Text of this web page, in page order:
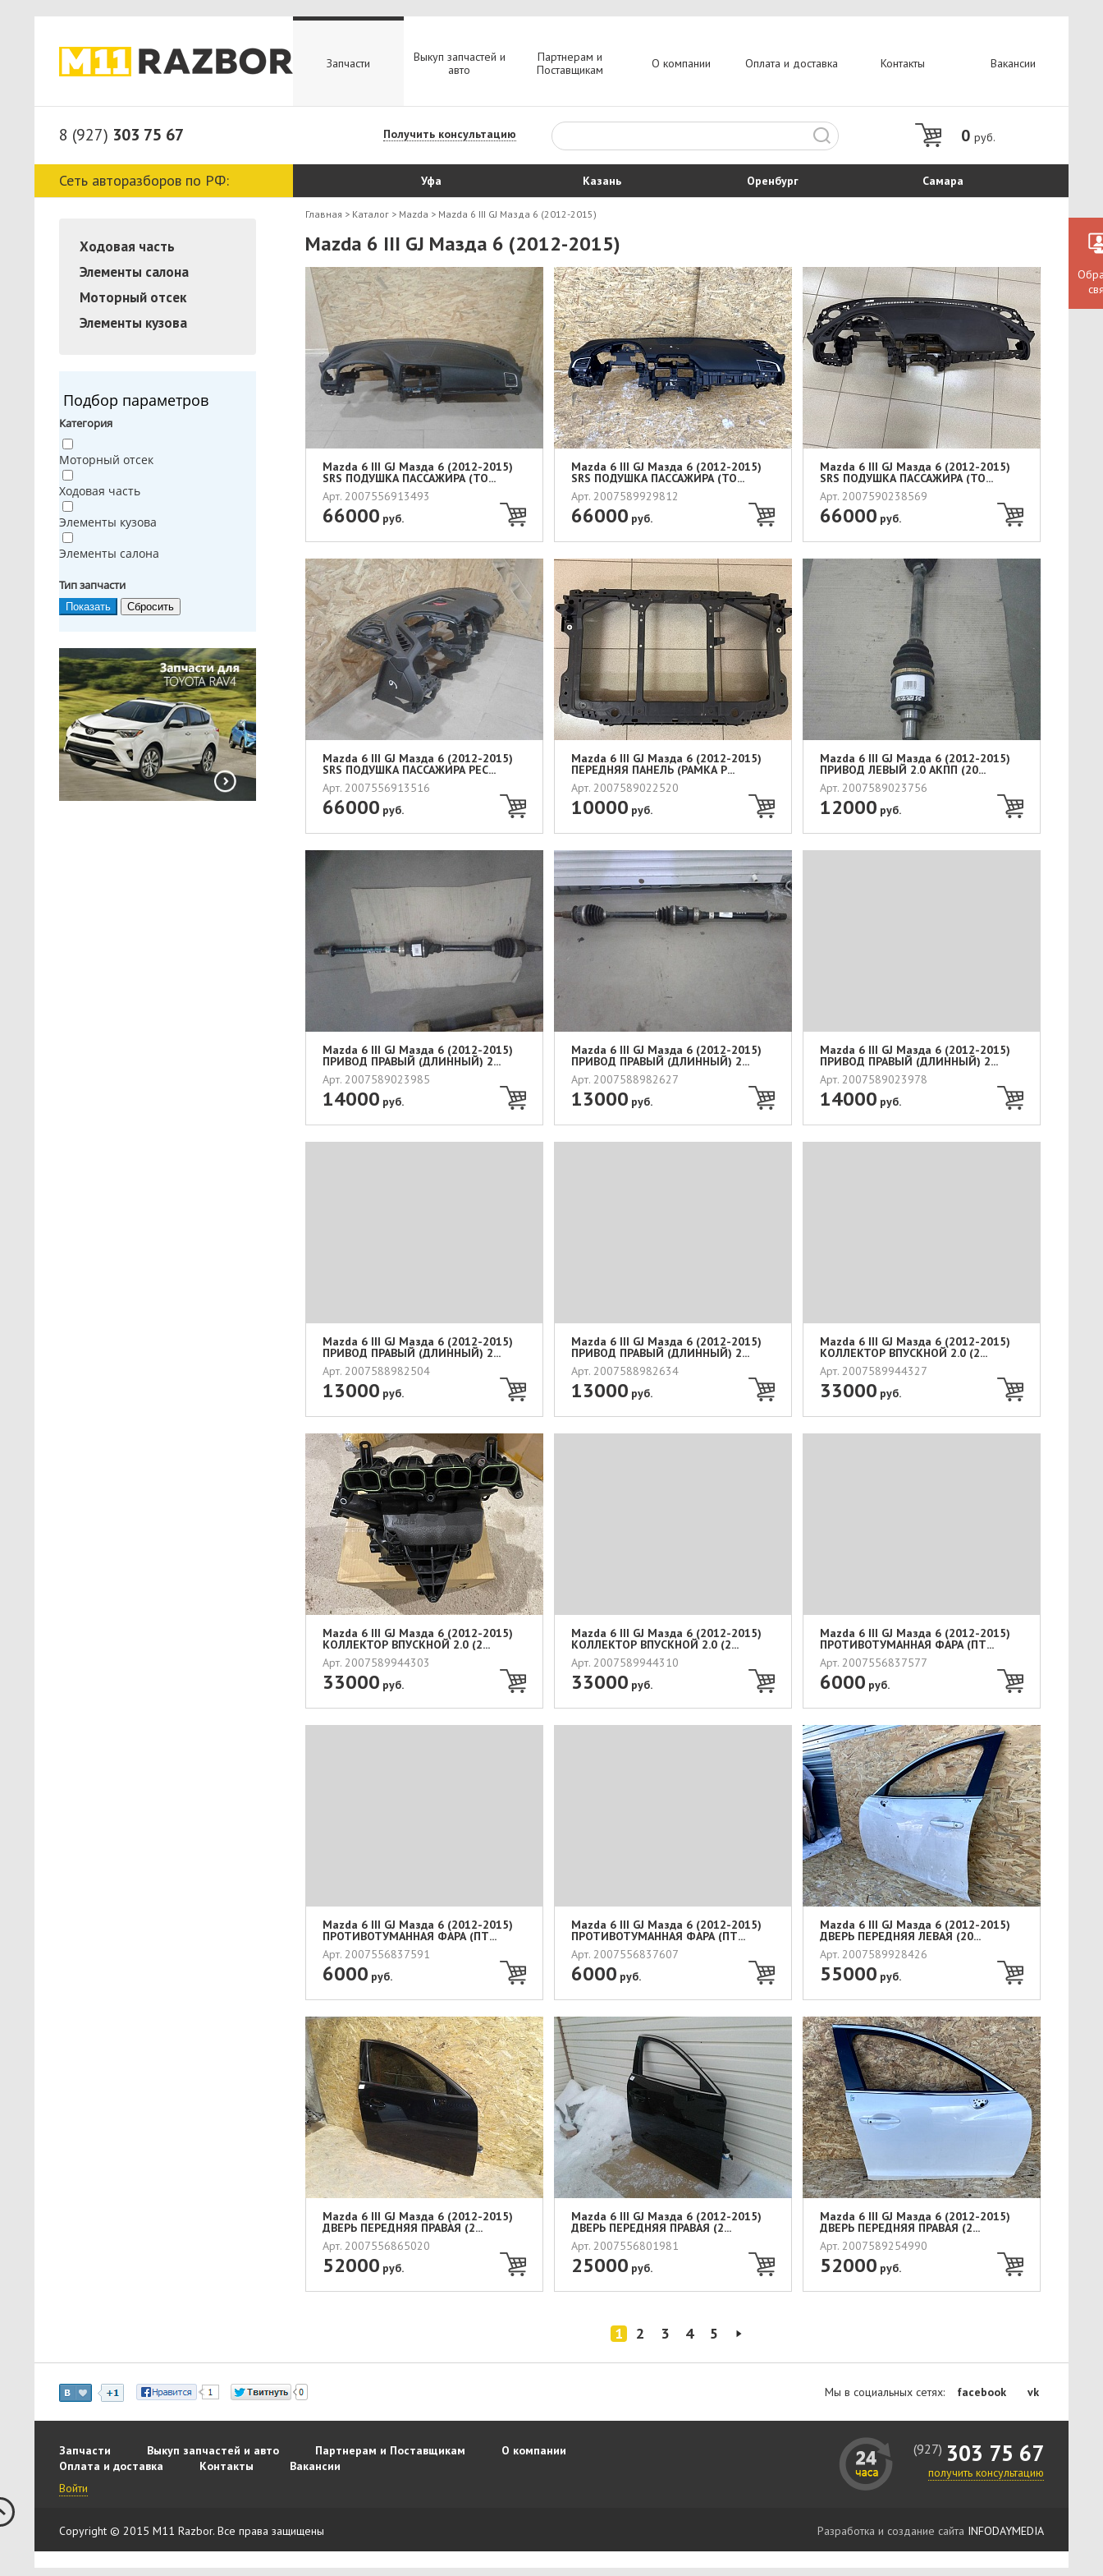
Запчасти
Выкуп запчастей и
авто
Партнерам и
Поставщикам
О компании Оплата и доставка Контакты Вакансии
8 (927) 303 75 67 Получить консультацию 0 руб.
Сеть авторазборов по РФ: Уфа Казань Оренбург Самара
Ходовая часть
Элементы салона
Моторный отсек
Элементы кузова
Подбор параметров
Категория
Моторный отсек
Ходовая часть
Элементы кузова
Элементы салона
Тип запчасти
Главная > Каталог > Mazda > Mazda 6 III GJ Мазда 6 (2012-2015)
Mazda 6 III GJ Мазда 6 (2012-2015)
Mazda 6 III GJ Мазда 6 (2012-2015)
SRS ПОДУШКА ПАССАЖИРА (ТО...
Арт. 2007556913493
66000 руб.
Mazda 6 III GJ Мазда 6 (2012-2015)
SRS ПОДУШКА ПАССАЖИРА (ТО...
Арт. 2007589929812
66000 руб.
Mazda 6 III GJ Мазда 6 (2012-2015)
SRS ПОДУШКА ПАССАЖИРА (ТО...
Арт. 2007590238569
66000 руб.
Mazda 6 III GJ Мазда 6 (2012-2015)
SRS ПОДУШКА ПАССАЖИРА РЕС...
Арт. 2007556913516
66000 руб.
Mazda 6 III GJ Мазда 6 (2012-2015)
ПЕРЕДНЯЯ ПАНЕЛЬ (РАМКА Р...
Арт. 2007589022520
10000 руб.
Mazda 6 III GJ Мазда 6 (2012-2015)
ПРИВОД ЛЕВЫЙ 2.0 АКПП (20...
Арт. 2007589023756
12000 руб.
Mazda 6 III GJ Мазда 6 (2012-2015)
ПРИВОД ПРАВЫЙ (ДЛИННЫЙ) 2...
Арт. 2007589023985
14000 руб.
Mazda 6 III GJ Мазда 6 (2012-2015)
ПРИВОД ПРАВЫЙ (ДЛИННЫЙ) 2...
Арт. 2007588982627
13000 руб.
Mazda 6 III GJ Мазда 6 (2012-2015)
ПРИВОД ПРАВЫЙ (ДЛИННЫЙ) 2...
Арт. 2007589023978
14000 руб.
Mazda 6 III GJ Мазда 6 (2012-2015)
ПРИВОД ПРАВЫЙ (ДЛИННЫЙ) 2...
Арт. 2007588982504
13000 руб.
Mazda 6 III GJ Мазда 6 (2012-2015)
ПРИВОД ПРАВЫЙ (ДЛИННЫЙ) 2...
Арт. 2007588982634
13000 руб.
Mazda 6 III GJ Мазда 6 (2012-2015)
КОЛЛЕКТОР ВПУСКНОЙ 2.0 (2...
Арт. 2007589944327
33000 руб.
Mazda 6 III GJ Мазда 6 (2012-2015)
КОЛЛЕКТОР ВПУСКНОЙ 2.0 (2...
Арт. 2007589944303
33000 руб.
Mazda 6 III GJ Мазда 6 (2012-2015)
КОЛЛЕКТОР ВПУСКНОЙ 2.0 (2...
Арт. 2007589944310
33000 руб.
Mazda 6 III GJ Мазда 6 (2012-2015)
ПРОТИВОТУМАННАЯ ФАРА (ПТ...
Арт. 2007556837577
6000 руб.
Mazda 6 III GJ Мазда 6 (2012-2015)
ПРОТИВОТУМАННАЯ ФАРА (ПТ...
Арт. 2007556837591
6000 руб.
Mazda 6 III GJ Мазда 6 (2012-2015)
ПРОТИВОТУМАННАЯ ФАРА (ПТ...
Арт. 2007556837607
6000 руб.
Mazda 6 III GJ Мазда 6 (2012-2015)
ДВЕРЬ ПЕРЕДНЯЯ ЛЕВАЯ (20...
Арт. 2007589928426
55000 руб.
Mazda 6 III GJ Мазда 6 (2012-2015)
ДВЕРЬ ПЕРЕДНЯЯ ПРАВАЯ (2...
Арт. 2007556865020
52000 руб.
Mazda 6 III GJ Мазда 6 (2012-2015)
ДВЕРЬ ПЕРЕДНЯЯ ПРАВАЯ (2...
Арт. 2007556801981
25000 руб.
Mazda 6 III GJ Мазда 6 (2012-2015)
ДВЕРЬ ПЕРЕДНЯЯ ПРАВАЯ (2...
Арт. 2007589254990
52000 руб.
1 2 3 4 5
Мы в социальных сетях: facebook vk
Запчасти Выкуп запчастей и авто Партнерам и Поставщикам
О компании
Оплата и доставка
Контакты
Вакансии
Войти
(927) 303 75 67
получить консультацию
Copyright © 2015 M11 Razbor. Все права защищены Разработка и создание сайта INFODAYMEDIA